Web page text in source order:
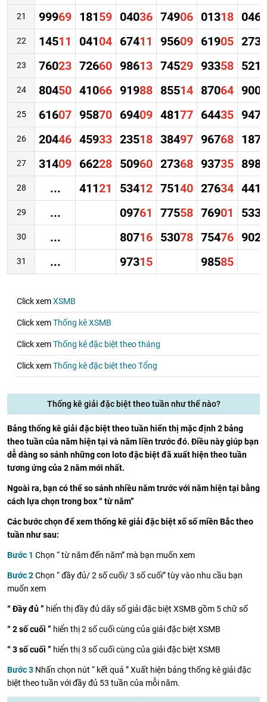
21 99969 18159 04036 74906 01318 046
22 14511 04104 67411 95609 61905 273
23 76023 72660 98613 74529 93358 521
24 80450 41066 91988 85514 87064 900
25 61607 95870 69409 48177 64435 947
26 20446 45933 23518 38497 96768 187
27 31409 66228 50960 27368 93735 898
28 ... 41121 53412 75140 27634 441
29 ... 09761 77558 76901 533
30 ... 80716 53078 75476 902
31 ... 97315 98585
Click xemXSMB
Click xemThống kê XSMB
Click xemThống kê đặc biệt theo tháng
Click xemThống kê đặc biệt theo Tổng
Thống kê giải đặc biệt theo tuần như thế nào?
Bảng thống kê giải đặc biệt theo tuần hiển thị mặc định 2 bảng
theo tuần của năm hiện tại và năm liền trước đó. Điều này giúp bạn
dễ dàng so sánh những con loto đặc biệt đã xuất hiện theo tuần
tương ứng của 2 năm mới nhất.
Ngoài ra, bạn có thể so sánh nhiều năm trước với năm hiện tại bằng
cách lựa chọn trong box “ từ năm”
Các bước chọn để xem thống kê giải đặc biệt xổ số miền Bắc theo
tuần như sau:
Bước 1 Chọn “ từ năm đến năm” mà bạn muốn xem
Bước 2Chọn “ đầy đủ/ 2 số cuối/ 3 số cuối” tùy vào nhu cầu bạn
muốn xem
“ Đầy đủ ” hiển thị đầy đủ dãy số giải đặc biệt XSMB gồm 5 chữ số
“ 2 số cuối ” hiển thị 2 số cuối cùng của giải đặc biệt XSMB
“ 3 số cuối ” hiển thị 3 số cuối cùng của giải đặc biệt XSMB
Bước 3 Nhấn chọn nút “ kết quả ” Xuất hiện bảng thống kê giải đặc
biệt theo tuần với đầy đủ 53 tuần của mỗi năm.